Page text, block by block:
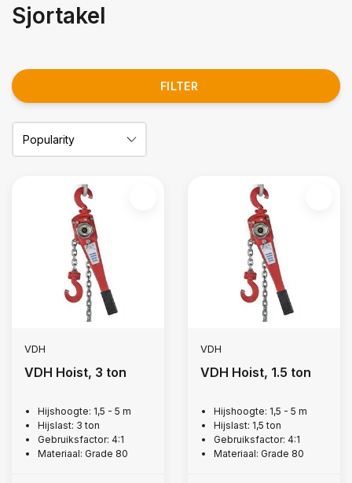
Sjortakel
FILTER
VDH
VDH Hoist, 3 ton
Hijshoogte: 1,5 - 5 m
Hijslast: 3 ton
Gebruiksfactor: 4:1
Materiaal: Grade 80
VDH
VDH Hoist, 1.5 ton
Hijshoogte: 1,5 - 5 m
Hijslast: 1,5 ton
Gebruiksfactor: 4:1
Materiaal: Grade 80